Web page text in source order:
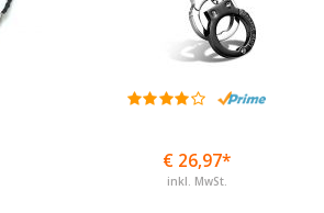
€ 26,97*
inkl. MwSt.